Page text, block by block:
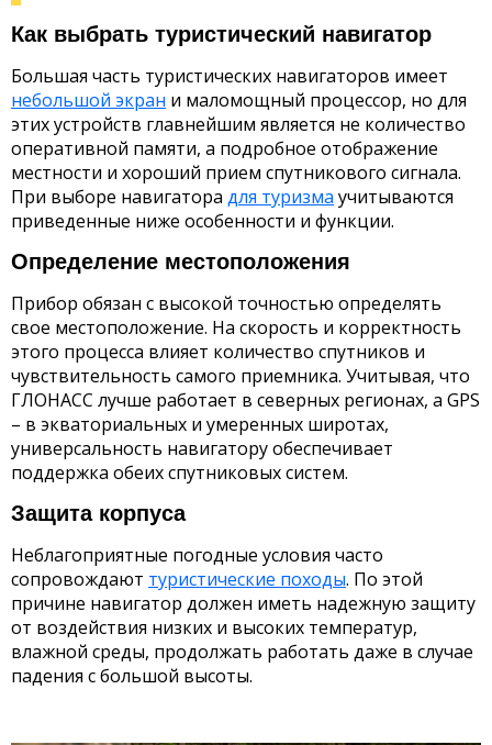
Как выбрать туристический навигатор
Большая часть туристических навигаторов имеет
небольшой экран и маломощный процессор, но для
этих устройств главнейшим является не количество
оперативной памяти, а подробное отображение
местности и хороший прием спутникового сигнала.
При выборе навигатора для туризма учитываются
приведенные ниже особенности и функции.
Определение местоположения
Прибор обязан с высокой точностью определять
свое местоположение. На скорость и корректность
этого процесса влияет количество спутников и
чувствительность самого приемника. Учитывая, что
ГЛОНАСС лучше работает в северных регионах, а GPS
– в экваториальных и умеренных широтах,
универсальность навигатору обеспечивает
поддержка обеих спутниковых систем.
Защита корпуса
Неблагоприятные погодные условия часто
сопровождают туристические походы. По этой
причине навигатор должен иметь надежную защиту
от воздействия низких и высоких температур,
влажной среды, продолжать работать даже в случае
падения с большой высоты.